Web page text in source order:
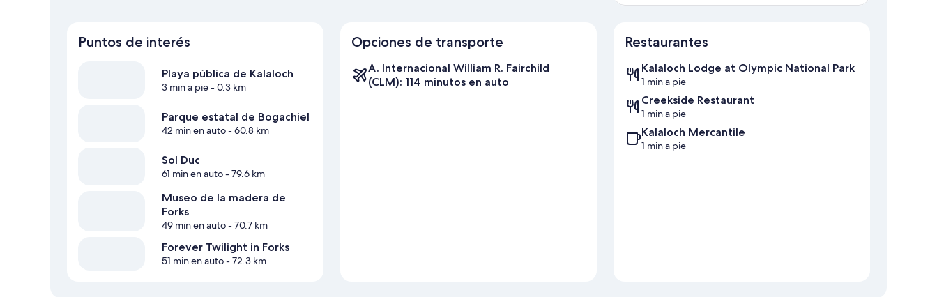
Puntos de interés
Playa pública de Kalaloch
3 min a pie- 0.3 km
Parque estatal de Bogachiel
42 min en auto- 60.8 km
Sol Duc
61 min en auto- 79.6 km
Museo de la madera de
Forks
49 min en auto- 70.7 km
Forever Twilight in Forks
51 min en auto- 72.3 km
Opciones de transporte
A. Internacional William R. Fairchild
(CLM): 114 minutos en auto
Restaurantes
Kalaloch Lodge at Olympic National Park
1 min a pie
Creekside Restaurant
1 min a pie
Kalaloch Mercantile
1 min a pie